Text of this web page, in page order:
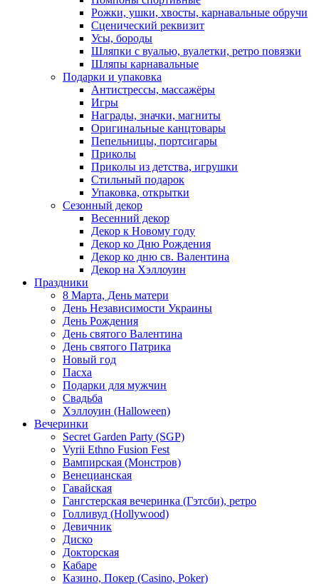
Рожки, ушки, хвосты, карнавальные обручи
Сценический реквизит
Усы, бороды
Шляпки с вуалью, вуалетки, ретро повязки
Шляпы карнавальные
Подарки и упаковка
Антистрессы, массажёры
Игры
Награды, значки, магниты
Оригинальные канцтовары
Пепельницы, портсигары
Приколы
Приколы из детства, игрушки
Стильный подарок
Упаковка, открытки
Сезонный декор
Весенний декор
Декор к Новому году
Декор ко Дню Рождения
Декор ко дню св. Валентина
Декор на Хэллоуин
Праздники
8 Марта, День матери
День Независимости Украины
День Рождения
День святого Валентина
День святого Патрика
Новый год
Пасха
Подарки для мужчин
Свадьба
Хэллоуин (Halloween)
Вечеринки
Secret Garden Party (SGP)
Vyrii Ethno Fusion Fest
Вампирская (Монстров)
Венецианская
Гавайская
Гангстерская вечеринка (Гэтсби), ретро
Голливуд (Hollywood)
Девичник
Диско
Докторская
Кабаре
Казино, Покер (Casino, Poker)